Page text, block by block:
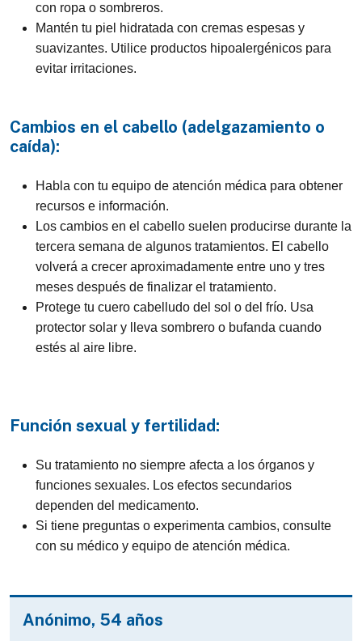
con ropa o sombreros.
Mantén tu piel hidratada con cremas espesas y
suavizantes. Utilice productos hipoalergénicos para
evitar irritaciones.
Cambios en el cabello (adelgazamiento o
caída):
Habla con tu equipo de atención médica para obtener
recursos e información.
Los cambios en el cabello suelen producirse durante la
tercera semana de algunos tratamientos. El cabello
volverá a crecer aproximadamente entre uno y tres
meses después de finalizar el tratamiento.
Protege tu cuero cabelludo del sol o del frío. Usa
protector solar y lleva sombrero o bufanda cuando
estés al aire libre.
Función sexual y fertilidad:
Su tratamiento no siempre afecta a los órganos y
funciones sexuales. Los efectos secundarios
dependen del medicamento.
Si tiene preguntas o experimenta cambios, consulte
con su médico y equipo de atención médica.
Anónimo, 54 años